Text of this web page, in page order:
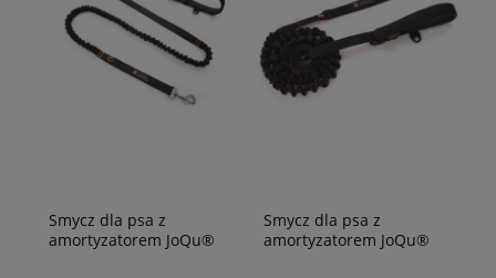
Smycz dla psa z
amortyzatorem JoQu®
Smycz dla psa z
amortyzatorem JoQu®